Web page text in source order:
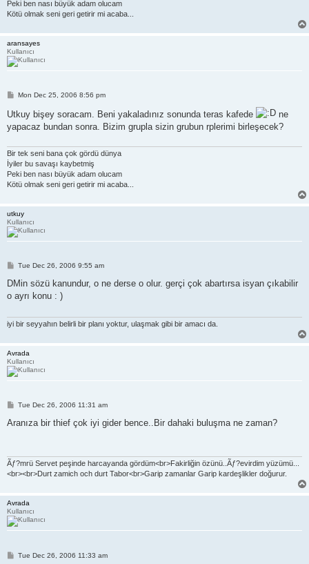
Peki ben nası büyük adam olucam
Kötü olmak seni geri getirir mi acaba...
aransayes
Kullanıcı
P
s
t
Mon Dec 25, 2006 8:56 pm
Utkuy bişey soracam. Beni yakaladınız sonunda teras kafede
ne
yapacaz bundan sonra. Bizim grupla sizin grubun rplerimi birleşecek?
Bir tek seni bana çok gördü dünya
İyiler bu savaşı kaybetmiş
Peki ben nası büyük adam olucam
Kötü olmak seni geri getirir mi acaba...
utkuy
Kullanıcı
P
s
Tue Dec 26, 2006 9:55 am
DMin sözü kanundur, o ne derse o olur. gerçi çok abartırsa isyan çıkabilir
o ayrı konu : )
iyi bir seyyahın belirli bir planı yoktur, ulaşmak gibi bir amacı da.
Avrada
Kullanıcı
P
s
Tue Dec 26, 2006 11:31 am
Aranıza bir thief çok iyi gider bence..Bir dahaki buluşma ne zaman?
Ãƒ?mrü Servet peşinde harcayanda gördüm<br>Fakirliğin özünü..Ãƒ?evirdim yüzümü...
<br><br>Durt zamich och durt Tabor<br>Garip zamanlar Garip kardeşlikler doğurur.
Avrada
Kullanıcı
PTue Dec 26, 2006 11:33 am